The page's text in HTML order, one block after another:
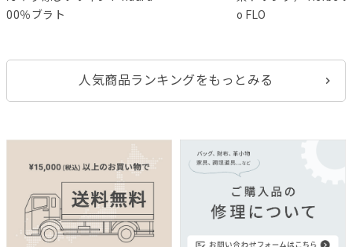
00％ブラト
o FLO
人気商品ランキングをもっとみる